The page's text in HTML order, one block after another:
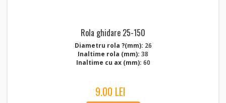
Rola ghidare 25-150
Diametru rola ?(mm): 26
Inaltime rola (mm): 38
Inaltime cu ax (mm): 60
9.00 LEI